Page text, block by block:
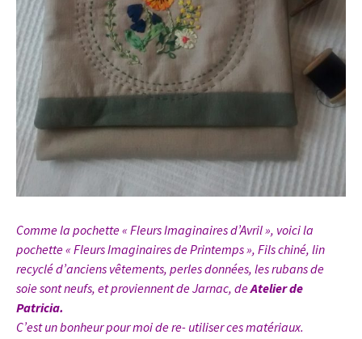
Comme la pochette« Fleurs Imaginaires d’Avril », voici la
pochette « Fleurs Imaginaires de Printemps », Fils chiné, lin
recyclé d’anciens vêtements, perles données, les rubans de
soie sont neufs, et proviennent de Jarnac, deAtelier de
Patricia.
C’est un bonheur pour moi de re- utiliser ces matériaux.